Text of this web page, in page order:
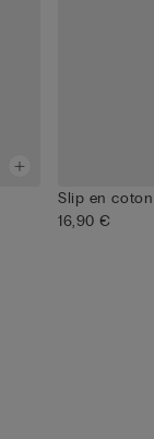
Slip en
16,90 €